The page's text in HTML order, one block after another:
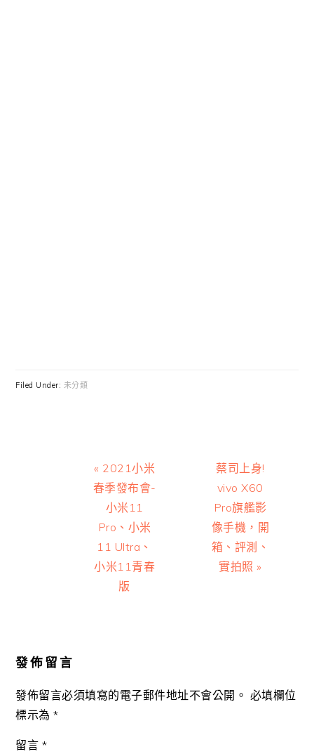
Filed Under: 未分類
Previous
Post:
« 2021小米
春季發布會-
小米11
Pro、小米
11 Ultra、
小米11青春
版
Next
Post:
蔡司上身!
vivo X60
Pro旗艦影
像手機，開
箱、評測、
實拍照 »
發佈留言
發佈留言必須填寫的電子郵件地址不會公開。 必填欄位
標示為*
留言 *